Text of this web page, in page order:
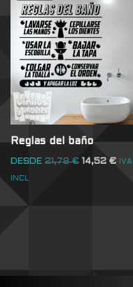
Reglas del baño
DESDE 21,78€ 14,52 € IVA
INCL